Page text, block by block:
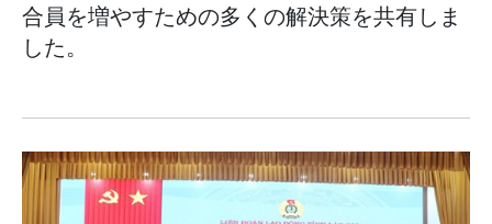
合員を増やすための多くの解決策を共有しま
した。